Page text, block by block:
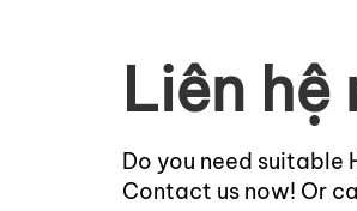
Liên hệ
Do you need suitable
Contact us now! Or